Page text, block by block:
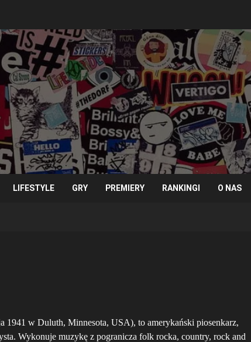
LIFESTYLE GRY PREMIERY RANKINGI O NAS
1941 w Duluth, Minnesota, USA), to amerykański piosenkarz,
Wykonuje muzykę z pogranicza folk rocka, country, rock and